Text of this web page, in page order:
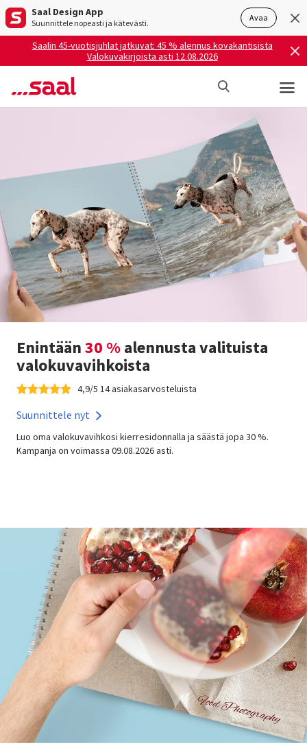
Saal Design App
Suunnittele nopeasti ja kätevästi. Avaa
Saalin 45-vuotisjuhlat jatkuvat: 45 % alennus kovakantisista
Valokuvakirjoista asti 12.08.2026
Enintään30 %alennusta valituista
valokuvavihkoista
Suunnittele nyt
Luo oma valokuvavihkosi kierresidonnalla ja säästä jopa 30 %.
Kampanja on voimassa 09.08.2026 asti.
4,9/5 14 asiakasarvosteluista